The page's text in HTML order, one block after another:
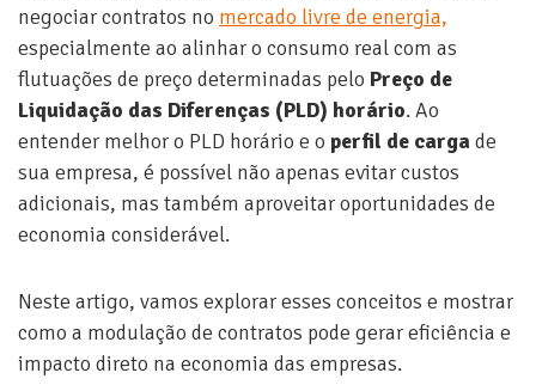
negociar contratos no mercado livre de energia,
especialmente ao alinhar o consumo real com as
flutuações de preço determinadas pelo Preço de
Liquidação das Diferenças (PLD) horário. Ao
entender melhor o PLD horário e o perfil de cargade
sua empresa, é possível não apenas evitar custos
adicionais, mas também aproveitar oportunidades de
economia considerável.
Neste artigo, vamos explorar esses conceitos e mostrar
como a modulação de contratos pode gerar eficiência e
impacto direto na economia das empresas.